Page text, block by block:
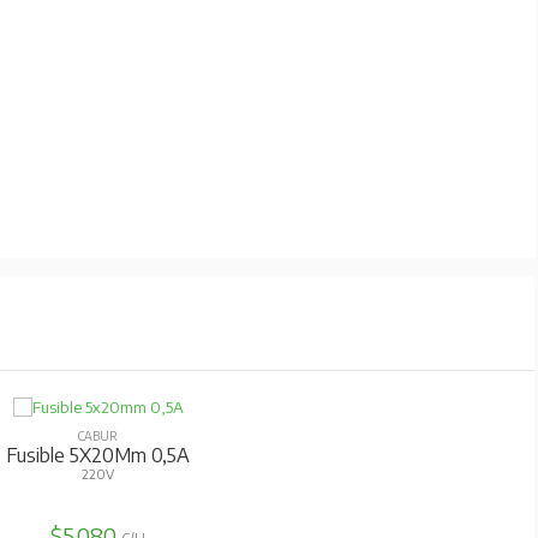
CABUR
Fusible 5X20Mm 0,5A
220V